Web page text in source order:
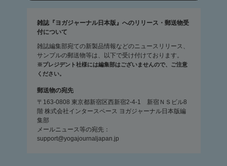
雑誌『ヨガジャーナル日本版』へのリリース・郵送物受
付について
雑誌編集部宛ての新製品情報などのニュースリリース、
サンプルの郵送物等は、以下で受け付けております。
※プレジデント社様には編集部はございませんので、ご注意
ください。
郵送物の宛先
〒163-0808 東京都新宿区西新宿2-4-1 新宿ＮＳビル8
階 株式会社インタースペース ヨガジャーナル日本版編
集部
メールニュース等の宛先：
support@yogajournaljapan.jp